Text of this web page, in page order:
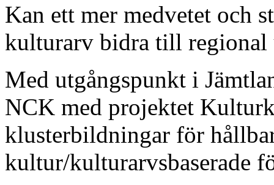
Kan ett mer medvetet och
kulturarv bidra till regional
Med utgångspunkt i
NCK med projektet
klusterbildningar för
kultur/kulturarvsbaserade